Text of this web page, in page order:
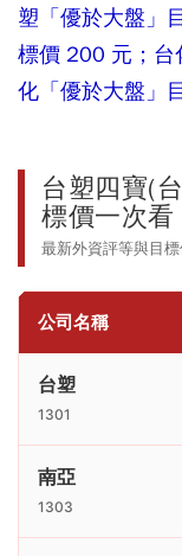
塑「優於大盤」
標價 200 元；台
化「優於大盤」
台塑四寶(
標價一次看
最新外資評等與目
公司名稱
台塑
1301
南亞
1303